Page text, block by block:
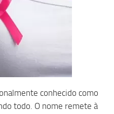
conhecido como
todo. O nome remete à